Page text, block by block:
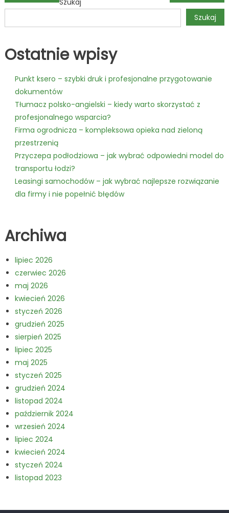
wpisu
Szukaj
Ostatnie wpisy
Punkt ksero – szybki druk i profesjonalne przygotowanie
dokumentów
Tłumacz polsko-angielski – kiedy warto skorzystać z
profesjonalnego wsparcia?
Firma ogrodnicza – kompleksowa opieka nad zieloną
przestrzenią
Przyczepa podłodziowa – jak wybrać odpowiedni model do
transportu łodzi?
Leasingi samochodów – jak wybrać najlepsze rozwiązanie
dla firmy i nie popełnić błędów
Archiwa
lipiec 2026
czerwiec 2026
maj 2026
kwiecień 2026
styczeń 2026
grudzień 2025
sierpień 2025
lipiec 2025
maj 2025
styczeń 2025
grudzień 2024
listopad 2024
październik 2024
wrzesień 2024
lipiec 2024
kwiecień 2024
styczeń 2024
listopad 2023